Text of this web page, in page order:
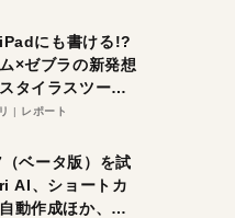
にも書ける!?
×ゼブラの新発想
タイラスツーウ
ビュー。持ち替
レポート
ベータ版）を試
AI、ショートカ
動作成ほか、期